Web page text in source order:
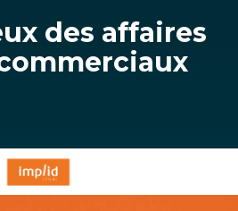
des affaires